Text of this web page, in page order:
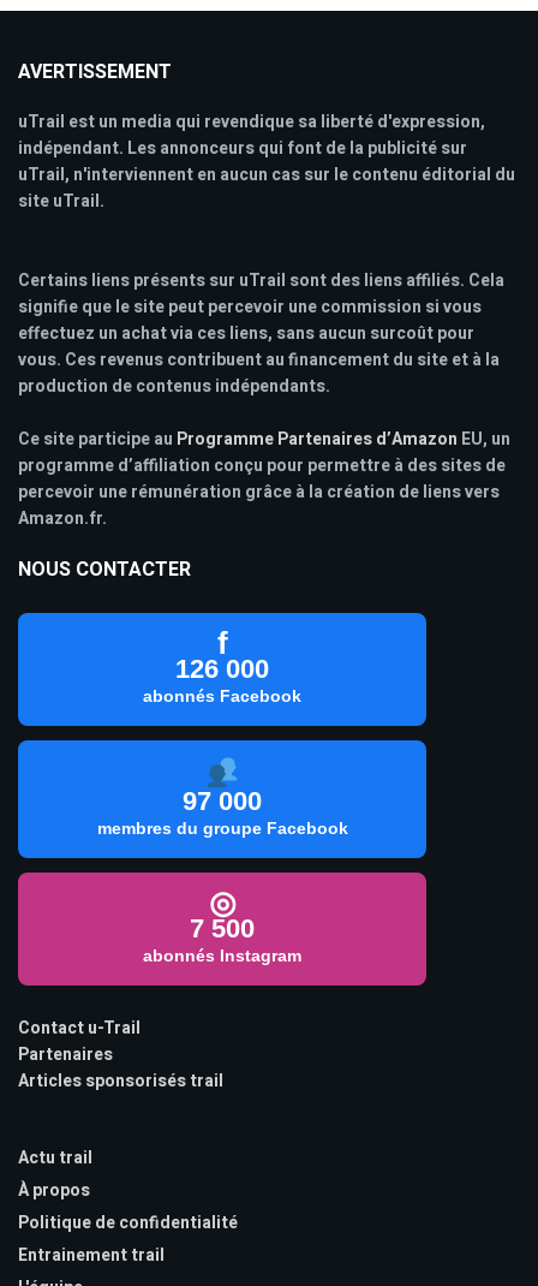
AVERTISSEMENT
uTrail est un media qui revendique sa liberté d'expression,
indépendant. Les annonceurs qui font de la publicité sur
uTrail, n'interviennent en aucun cas sur le contenu éditorial du
site uTrail.
Certains liens présents sur uTrail sont des liens affiliés. Cela
signifie que le site peut percevoir une commission si vous
effectuez un achat via ces liens, sans aucun surcoût pour
vous. Ces revenus contribuent au financement du site et à la
production de contenus indépendants.
Ce site participe au Programme Partenaires d’Amazon EU, un
programme d’affiliation conçu pour permettre à des sites de
percevoir une rémunération grâce à la création de liens vers
Amazon.fr.
NOUS CONTACTER
f
126 000
abonnés Facebook
97 000
membres du groupe Facebook
◎
7 500
abonnés Instagram
Contact u-Trail
Partenaires
Articles sponsorisés trail
Actu trail
À propos
Politique de confidentialité
Entrainement trail